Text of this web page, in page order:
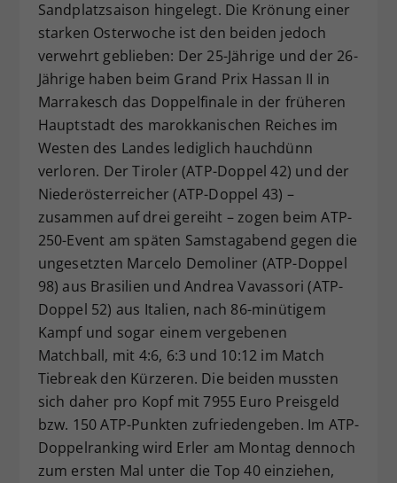
Sandplatzsaison hingelegt. Die Krönung einer
starken Osterwoche ist den beiden jedoch
verwehrt geblieben: Der 25-Jährige und der 26-
Jährige haben beim Grand Prix Hassan II in
Marrakesch das Doppelfinale in der früheren
Hauptstadt des marokkanischen Reiches im
Westen des Landes lediglich hauchdünn
verloren. Der Tiroler (ATP-Doppel 42) und der
Niederösterreicher (ATP-Doppel 43) –
zusammen auf drei gereiht – zogen beim ATP-
250-Event am späten Samstagabend gegen die
ungesetzten Marcelo Demoliner (ATP-Doppel
98) aus Brasilien und Andrea Vavassori (ATP-
Doppel 52) aus Italien, nach 86-minütigem
Kampf und sogar einem vergebenen
Matchball, mit 4:6, 6:3 und 10:12 im Match
Tiebreak den Kürzeren. Die beiden mussten
sich daher pro Kopf mit 7955 Euro Preisgeld
bzw. 150 ATP-Punkten zufriedengeben. Im ATP-
Doppelranking wird Erler am Montag dennoch
zum ersten Mal unter die Top 40 einziehen,
Zweck
Dieser Wert speichert Ihre Consent-
Einstellungen. Unter anderem eine
zufällig generierte ID, für die
historische Speicherung Ihrer
vorgenommen Einstellungen, falls der
Webseiten-Betreiber dies eingestellt